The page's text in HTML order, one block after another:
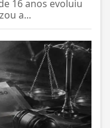
16 anos evoluiu
a...